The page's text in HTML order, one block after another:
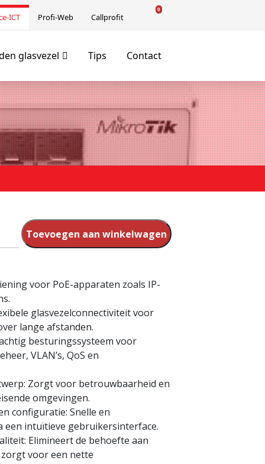
ICT Profi-Web Callprofit
0
glasvezel Tips Contact
Toevoegen aan winkelwagen
voor PoE-apparaten zoals IP-
glasvezelconnectiviteit voor
lange afstanden.
besturingssysteem voor
VLAN’s, QoS en
Zorgt voor betrouwbaarheid en
omgevingen.
configuratie: Snelle en
een intuïtieve gebruikersinterface.
Elimineert de behoefte aan
voor een nette